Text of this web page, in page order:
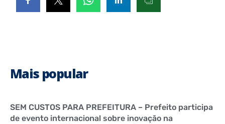
Mais popular
SEM CUSTOS PARA PREFEITURA – Prefeito participa
de evento internacional sobre inovação na